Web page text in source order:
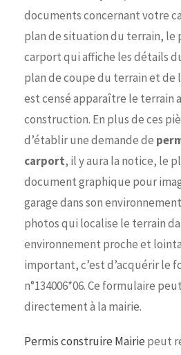
documents concernant votre
plan de situation du terrain, le
carport qui affiche les détails
plan de coupe du terrain et de
est censé apparaître le terrain
construction. En plus de ces
d’établir une demande de
carport, il y aura la notice, le
document graphique pour
garage dans son
photos qui localise le terrain
environnement proche et
important, c’est d’acquérir le
n°134006*06. Ce formulaire
directement à la mairie.
Permis construire Mairie peut